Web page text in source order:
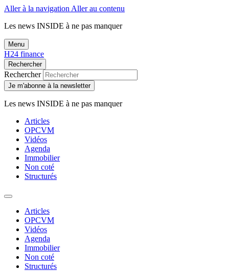
Aller à la navigation Aller au contenu
Les news INSIDE à ne pas manquer
Menu
H24 finance
Rechercher
Rechercher
Je m'abonne à la newsletter
Les news INSIDE à ne pas manquer
Articles
OPCVM
Vidéos
Agenda
Immobilier
Non coté
Structurés
Articles
OPCVM
Vidéos
Agenda
Immobilier
Non coté
Structurés